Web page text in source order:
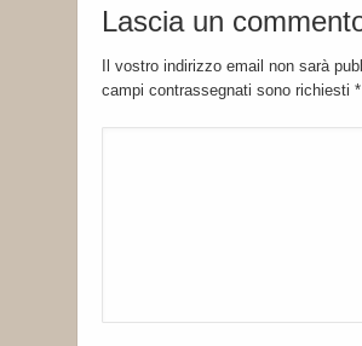
Lascia un
Il vostro indirizzo email non sarà
campi contrassegnati sono richiesti *